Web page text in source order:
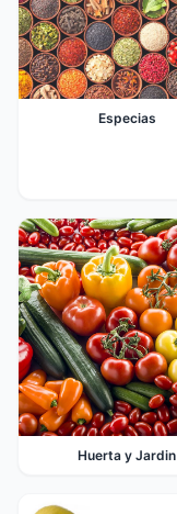
Especias
Huerta y Jardin